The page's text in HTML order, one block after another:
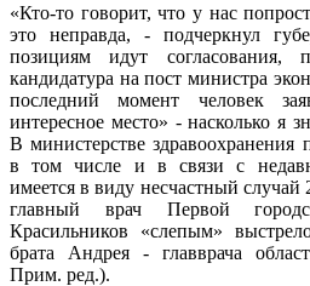
«Кто-то говорит, что у нас
это неправда, - подчеркнул
позициям идут согласования,
кандидатура на пост министра
последний момент человек
интересное место» - насколько я
В министерстве здравоохранения
в том числе и в связи с
имеется в виду несчастный случай
главный врач Первой
Красильников «слепым»
брата Андрея - главврача
Прим. ред.).